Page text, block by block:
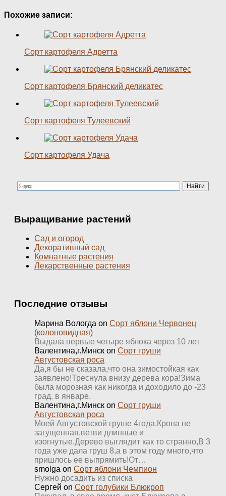
Похожие записи:
Сорт картофеля Адретта
Сорт картофеля Брянский деликатес
Сорт картофеля Тулеевский
Сорт картофеля Удача
Выращивание растений
Сад и огород
Декоративный сад
Комнатные растения
Лекарственные растения
Последние отзывы
Марина Вологда on Сорт яблони Червонец
(колоновидная)
Выдала первые четыре яблока через 10 лет
Валентина,г.Минск on Сорт груши
Августовская роса
Да,я бы не сказала,что она зимостойкая как
заявлено!Треснула внизу дерева кора!Зима
была морозная как никогда и доходило до -23
град. в январе.
Валентина,г.Минск on Сорт груши
Августовская роса
Моей Августовской груше 4года.Крона не
загущенная,ветви длинные и
изогнутые.Дерево выглядит как то странно,В 3
года уже дала груш 8,а в этом году много,что
пришлось ее выпрямить!От…
smolga on Сорт яблони Чемпион
Нужно досадить из списка
Сергей on Сорт голубики Блюкроп